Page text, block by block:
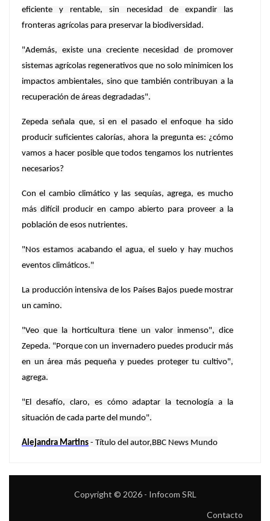
eficiente y rentable, sin necesidad de expandir las
fronteras agrícolas para preservar la biodiversidad.
"Además, existe una creciente necesidad de promover
sistemas agrícolas regenerativos que no solo minimicen los
impactos ambientales, sino que también contribuyan a la
recuperación de áreas degradadas".
Zepeda señala que, si en el pasado el enfoque ha sido
producir suficientes calorías, ahora la pregunta es: ¿cómo
vamos a hacer posible que todos tengamos los nutrientes
necesarios?
Con el cambio climático y las sequías, agrega, es mucho
más difícil producir en campo abierto para proveer a la
población de esos nutrientes.
"Nos estamos acabando el agua, el suelo y hay muchos
eventos climáticos."
La producción intensiva de los Países Bajos puede mostrar
un camino.
"Veo que la horticultura tiene un valor inmenso", dice
Zepeda. "Porque con un invernadero puedes producir más
en un área más pequeña y puedes proteger tu cultivo",
agrega.
"El desafío, claro, es cómo adaptar la tecnología a la
situación de cada parte del mundo".
Alejandra Martins - Título del autor,BBC News Mundo
Copyright © 2026 - Infocom SRL
Contacto